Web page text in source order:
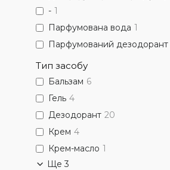
- 1
Парфумована вода 1
Парфумований дезодорант
Тип засобу
Бальзам 6
Гель 4
Дезодорант 20
Крем 4
Крем-масло 1
Ще 3